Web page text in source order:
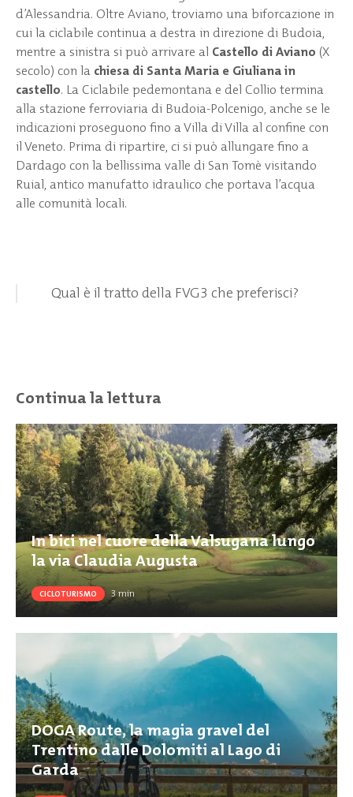
d’Alessandria. Oltre Aviano, troviamo una biforcazione in
cui la ciclabile continua a destra in direzione di Budoia,
mentre a sinistra si può arrivare al Castello di Aviano (X
secolo) con la chiesa di Santa Maria e Giuliana in
castello. La Ciclabile pedemontana e del Collio termina
alla stazione ferroviaria di Budoia-Polcenigo, anche se le
indicazioni proseguono fino a Villa di Villa al confine con
il Veneto. Prima di ripartire, ci si può allungare fino a
Dardago con la bellissima valle di San Tomè visitando
Ruial, antico manufatto idraulico che portava l’acqua
alle comunità locali.
Qual è il tratto della FVG3 che preferisci?
Continua la lettura
In bici nel cuore della Valsugana lungo
la via Claudia Augusta
CICLOTURISMO 3min
DOGA Route, la magia gravel del
Trentino dalle Dolomiti al Lago di
Garda